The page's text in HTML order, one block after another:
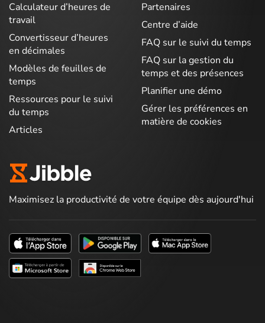
Calculateur d’heures de
travail
Convertisseur d’heures
en décimales
Modèles de feuilles de
temps
Ressources pour le suivi
du temps
Articles
Partenaires
Centre d’aide
FAQ sur le suivi du temps
FAQ sur la gestion du
temps et des présences
Planifier une démo
Gérer les préférences en
matière de cookies
Maximisez la productivité de votre équipe dès aujourd'hui